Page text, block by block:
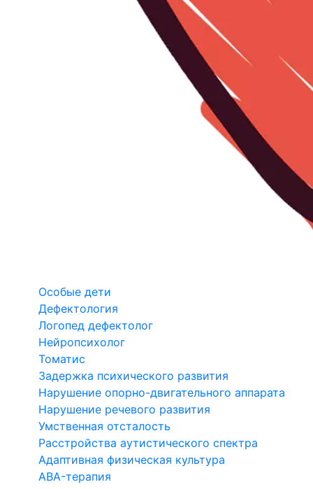
Особые дети
Дефектология
Логопед дефектолог
Нейропсихолог
Томатис
Задержка психического развития
Нарушение опорно-двигательного аппарата
Нарушение речевого развития
Умственная отсталость
Расстройства аутистического спектра
Адаптивная физическая культура
ABA-терапия